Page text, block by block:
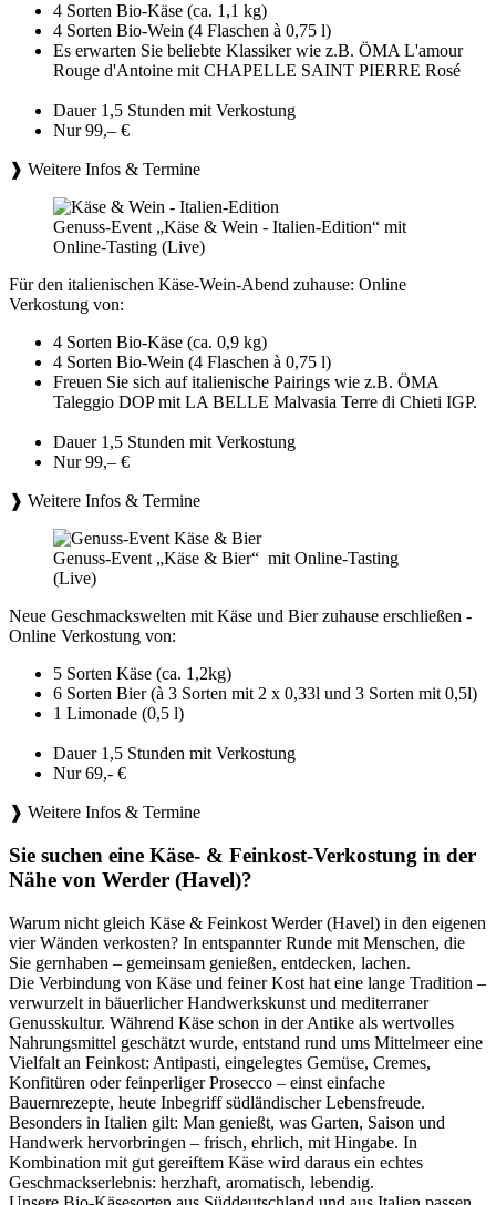
4 Sorten Bio-Käse (ca. 1,1 kg)
4 Sorten Bio-Wein (4 Flaschen à 0,75 l)
Es erwarten Sie beliebte Klassiker wie z.B. ÖMA L'amour
Rouge d'Antoine mit CHAPELLE SAINT PIERRE Rosé
Dauer 1,5 Stunden mit Verkostung
Nur 99,– €
❱ Weitere Infos & Termine
Genuss-Event „Käse & Wein - Italien-Edition“ mit
Online-Tasting (Live)
Für den italienischen Käse-Wein-Abend zuhause: Online
Verkostung von:
4 Sorten Bio-Käse (ca. 0,9 kg)
4 Sorten Bio-Wein (4 Flaschen à 0,75 l)
Freuen Sie sich auf italienische Pairings wie z.B. ÖMA
Taleggio DOP mit LA BELLE Malvasia Terre di Chieti IGP.
Dauer 1,5 Stunden mit Verkostung
Nur 99,– €
❱ Weitere Infos & Termine
Genuss-Event „Käse & Bier“ mit Online-Tasting
(Live)
Neue Geschmackswelten mit Käse und Bier zuhause erschließen -
Online Verkostung von:
5 Sorten Käse (ca. 1,2kg)
6 Sorten Bier (à 3 Sorten mit 2 x 0,33l und 3 Sorten mit 0,5l)
1 Limonade (0,5 l)
Dauer 1,5 Stunden mit Verkostung
Nur 69,- €
❱ Weitere Infos & Termine
Sie suchen eine Käse- & Feinkost-Verkostung in der
Nähe von Werder (Havel)?
Warum nicht gleich Käse & Feinkost Werder (Havel) in den eigenen
vier Wänden verkosten? In entspannter Runde mit Menschen, die
Sie gernhaben – gemeinsam genießen, entdecken, lachen.
Die Verbindung von Käse und feiner Kost hat eine lange Tradition –
verwurzelt in bäuerlicher Handwerkskunst und mediterraner
Genusskultur. Während Käse schon in der Antike als wertvolles
Nahrungsmittel geschätzt wurde, entstand rund ums Mittelmeer eine
Vielfalt an Feinkost: Antipasti, eingelegtes Gemüse, Cremes,
Konfitüren oder feinperliger Prosecco – einst einfache
Bauernrezepte, heute Inbegriff südländischer Lebensfreude.
Besonders in Italien gilt: Man genießt, was Garten, Saison und
Handwerk hervorbringen – frisch, ehrlich, mit Hingabe. In
Kombination mit gut gereiftem Käse wird daraus ein echtes
Geschmackserlebnis: herzhaft, aromatisch, lebendig.